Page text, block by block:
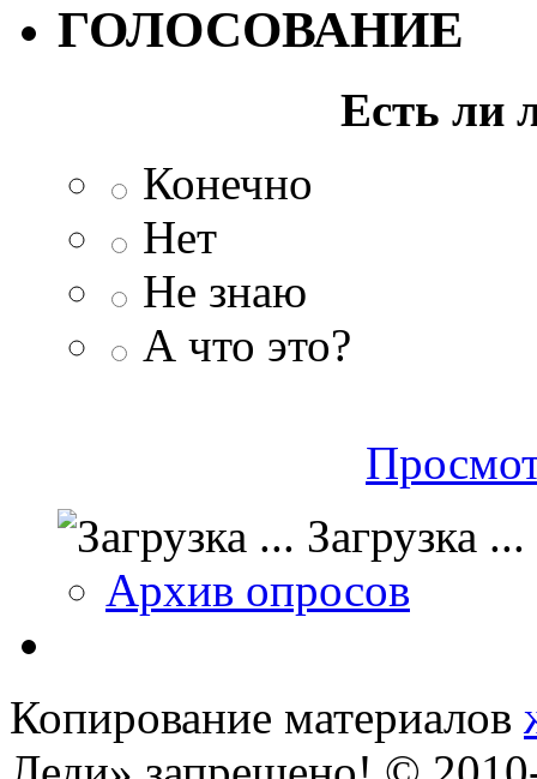
ГОЛОСОВАНИЕ
Есть ли
Конечно
Нет
Не знаю
А что это?
Загрузка ...
Архив опросов
Копирование материалов